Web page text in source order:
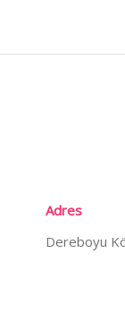
Adres
Dereboyu